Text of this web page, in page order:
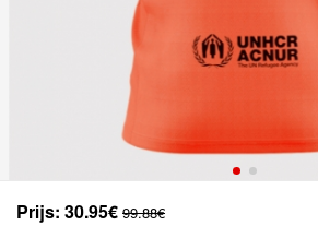
Prijs: 30.95€ 99.88€